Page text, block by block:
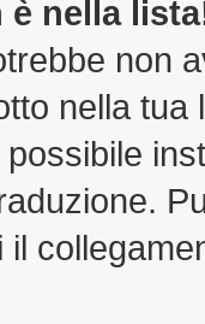
è nella
non
nella